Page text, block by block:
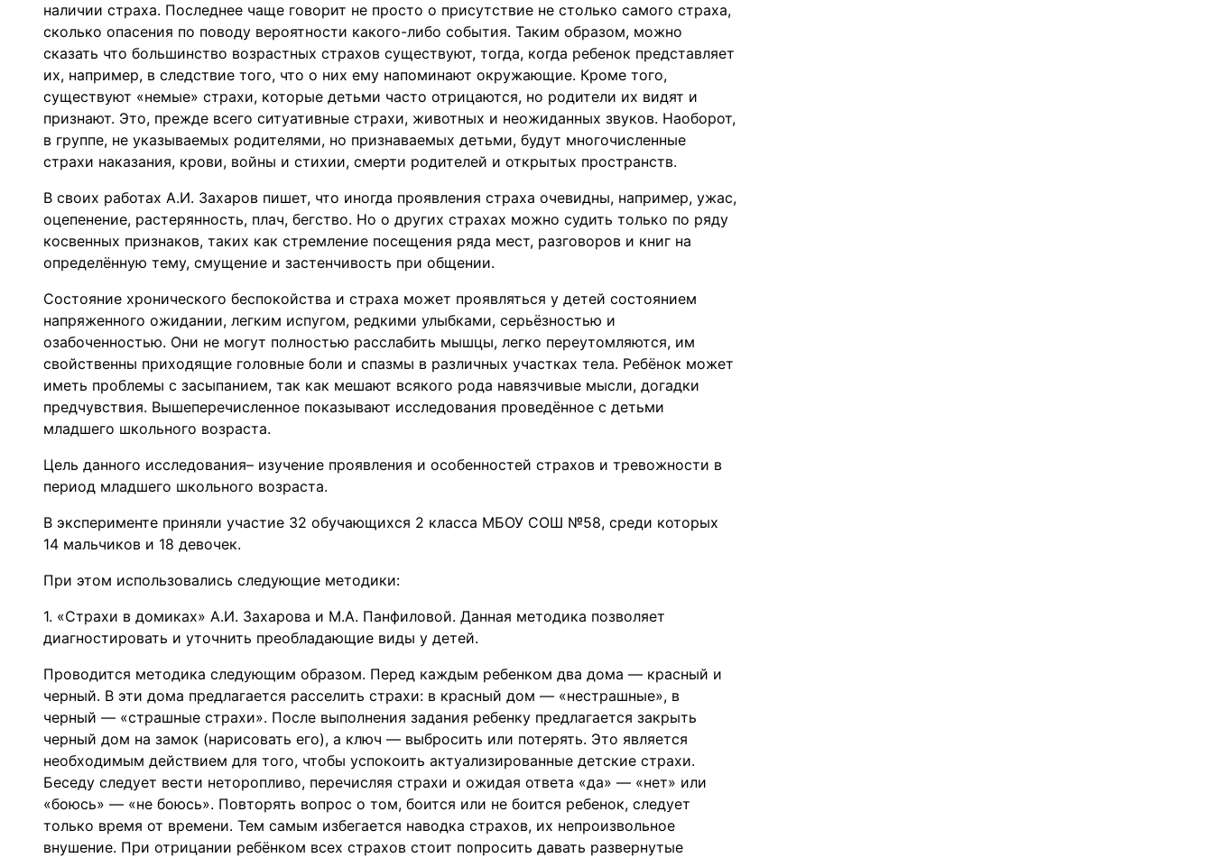
наличии страха. Последнее чаще говорит не просто о присутствие не столько самого страха,
сколько опасения по поводу вероятности какого-либо события. Таким образом, можно
сказать что большинство возрастных страхов существуют, тогда, когда ребенок представляет
их, например, в следствие того, что о них ему напоминают окружающие. Кроме того,
существуют «немые» страхи, которые детьми часто отрицаются, но родители их видят и
признают. Это, прежде всего ситуативные страхи, животных и неожиданных звуков. Наоборот,
в группе, не указываемых родителями, но признаваемых детьми, будут многочисленные
страхи наказания, крови, войны и стихии, смерти родителей и открытых пространств.
В своих работах А.И. Захаров пишет, что иногда проявления страха очевидны, например, ужас,
оцепенение, растерянность, плач, бегство. Но о других страхах можно судить только по ряду
косвенных признаков, таких как стремление посещения ряда мест, разговоров и книг на
определённую тему, смущение и застенчивость при общении.
Состояние хронического беспокойства и страха может проявляться у детей состоянием
напряженного ожидании, легким испугом, редкими улыбками, серьёзностью и
озабоченностью. Они не могут полностью расслабить мышцы, легко переутомляются, им
свойственны приходящие головные боли и спазмы в различных участках тела. Ребёнок может
иметь проблемы с засыпанием, так как мешают всякого рода навязчивые мысли, догадки
предчувствия. Вышеперечисленное показывают исследования проведённое с детьми
младшего школьного возраста.
Цель данного исследования– изучение проявления и особенностей страхов и тревожности в
период младшего школьного возраста.
В эксперименте приняли участие 32 обучающихся 2 класса МБОУ СОШ №58, среди которых
14 мальчиков и 18 девочек.
При этом использовались следующие методики:
1. «Страхи в домиках» А.И. Захарова и М.А. Панфиловой. Данная методика позволяет
диагностировать и уточнить преобладающие виды у детей.
Проводится методика следующим образом. Перед каждым ребенком два дома — красный и
черный. В эти дома предлагается расселить страхи: в красный дом — «нестрашные», в
черный — «страшные страхи». После выполнения задания ребенку предлагается закрыть
черный дом на замок (нарисовать его), а ключ — выбросить или потерять. Это является
необходимым действием для того, чтобы успокоить актуализированные детские страхи.
Беседу следует вести неторопливо, перечисляя страхи и ожидая ответа «да» — «нет» или
«боюсь» — «не боюсь». Повторять вопрос о том, боится или не боится ребенок, следует
только время от времени. Тем самым избегается наводка страхов, их непроизвольное
внушение. При отрицании ребёнком всех страхов стоит попросить давать развернутые